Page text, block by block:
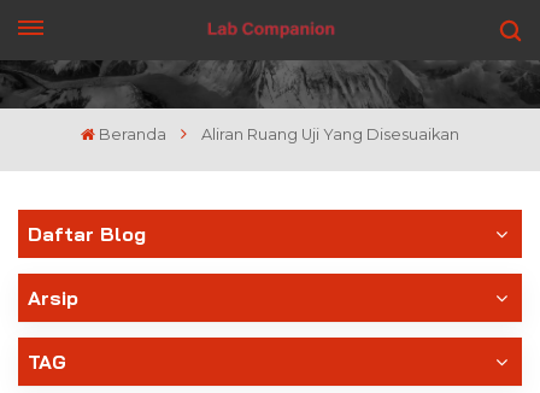
DAPATKAN PENAWARAN
Beranda Aliran Ruang Uji Yang Disesuaikan
Daftar Blog
Arsip
TAG